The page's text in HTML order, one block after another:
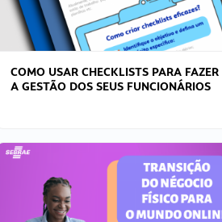
COMO USAR CHECKLISTS PARA FAZER
A GESTÃO DOS SEUS FUNCIONÁRIOS